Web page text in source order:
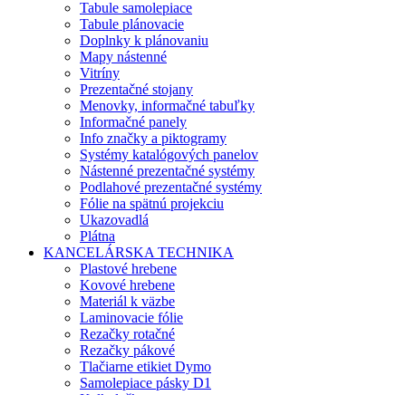
Tabule samolepiace
Tabule plánovacie
Doplnky k plánovaniu
Mapy nástenné
Vitríny
Prezentačné stojany
Menovky, informačné tabuľky
Informačné panely
Info značky a piktogramy
Systémy katalógových panelov
Nástenné prezentačné systémy
Podlahové prezentačné systémy
Fólie na spätnú projekciu
Ukazovadlá
Plátna
KANCELÁRSKA TECHNIKA
Plastové hrebene
Kovové hrebene
Materiál k väzbe
Laminovacie fólie
Rezačky rotačné
Rezačky pákové
Tlačiarne etikiet Dymo
Samolepiace pásky D1